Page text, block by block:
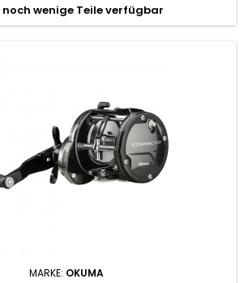
noch wenige Teile verfügbar
MARKE: OKUMA